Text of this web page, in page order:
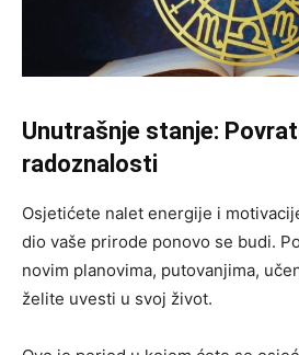
Unutrašnje stanje:
radoznalosti
Osjetićete nalet energije i
dio vaše prirode ponovo se budi.
novim planovima, putovanjima,
želite uvesti u svoj život.